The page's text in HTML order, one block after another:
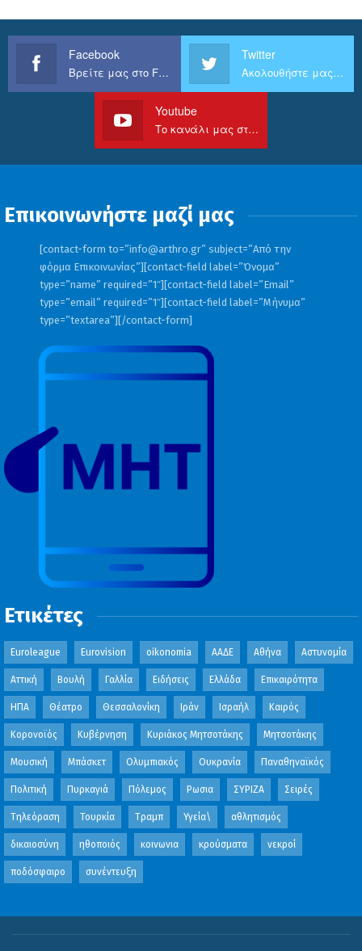
Facebook
Βρείτε μας στο Facebook
Twitter
Ακολουθήστε μας στο Twitter
Youtube
Το κανάλι μας στο Youtube
Επικοινωνήστε μαζί μας
[contact-form to=”info@arthro.gr” subject=”Από την
φόρμα Επικοινωνίας”][contact-field label=”Όνομα”
type=”name” required=”1″][contact-field label=”Email”
type=”email” required=”1″][contact-field label=”Μήνυμα”
type=”textarea”][/contact-form]
Ετικέτες
Euroleague Eurovision oikonomia ΑΑΔΕ Αθήνα Αστυνομία
Αττική Βουλή Γαλλία Ειδήσεις Ελλάδα Επικαιρότητα
ΗΠΑ Θέατρο Θεσσαλονίκη Ιράν Ισραήλ Καιρός
Κορονοϊός Κυβέρνηση Κυριάκος Μητσοτάκης Μητσοτάκης
Μουσική Μπάσκετ Ολυμπιακός Ουκρανία Παναθηναϊκός
Πολιτική Πυρκαγιά Πόλεμος Ρωσια ΣΥΡΙΖΑ Σειρές
Τηλεόραση Τουρκία Τραμπ Υγεία\ αθλητισμός
δικαιοσύνη ηθοποιός κοινωνια κρούσματα νεκροί
ποδόσφαιρο συνέντευξη